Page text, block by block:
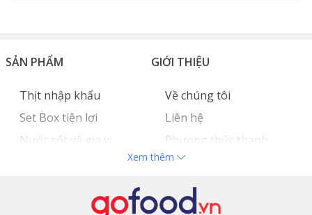
SẢN PHẨM
Thịt nhập khẩu
Set Box tiện lợi
Nước sốt và gia vị
GIỚI THIỆU
Về chúng tôi
Liên hệ
Phương thức thanh
toán
Tuyển dụng
Xem thêm